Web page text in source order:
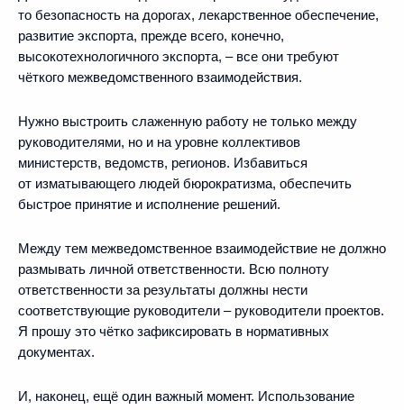
то безопасность на дорогах, лекарственное обеспечение,
развитие экспорта, прежде всего, конечно,
высокотехнологичного экспорта, – все они требуют
чёткого межведомственного взаимодействия.
Нужно выстроить слаженную работу не только между
руководителями, но и на уровне коллективов
министерств, ведомств, регионов. Избавиться
от изматывающего людей бюрократизма, обеспечить
быстрое принятие и исполнение решений.
Между тем межведомственное взаимодействие не должно
размывать личной ответственности. Всю полноту
ответственности за результаты должны нести
соответствующие руководители – руководители проектов.
Я прошу это чётко зафиксировать в нормативных
документах.
И, наконец, ещё один важный момент. Использование